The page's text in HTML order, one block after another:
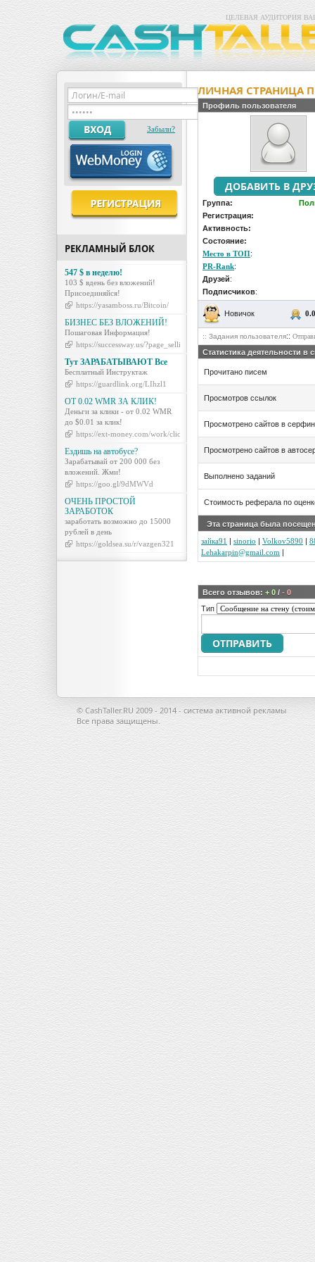
ЦЕЛЕВАЯ АУДИТОРИЯ
Забыли?
РЕКЛАМНЫЙ БЛОК
547 $ в неделю!
103 $ вдень без вложений!
Присоединяйся!
https://yasamboss.ru/Bitcoin/
БИЗНЕС БЕЗ ВЛОЖЕНИЙ!
Пошаговая Информация!
https://successway.us/?page_selling=nmb
Тут ЗАРАБАТЫВАЮТ Все
Бесплатный Инструктаж
https://guardlink.org/LIhzl1
ОТ 0.02 WMR ЗА КЛИК!
Деньги за клики - от 0.02 WMR
до $0.01 за клик!
https://ext-money.com/work/click.php
Ездишь на автобусе?
Зарабатывай от 200 000 без
вложений. Жми!
https://goo.gl/9dMWVd
ОЧЕНЬ ПРОСТОЙ
ЗАРАБОТОК
заработать возможно до 15000
рублей в день
https://goldsea.su/r/vazgen321
ЛИЧНАЯ СТРАНИЦА
Профиль пользователя
Группа:
Регистрация:
Активность:
Состояние:
Место в ТОП:
PR-Rank:
Друзей:
Подписчиков:
Новичок
:: Задания пользователя::
Статистика деятельности в
Прочитано писем
Просмотров ссылок
Просмотрено сайтов в
Просмотрено сайтов в
Выполнено заданий
Стоимость реферала по
Эта страница была
зайка91 | sinorio | Volkov5890 |
Lehakarpin@gmail.com |
Всего отзывов: + 0 / - 0
Тип
© CashTaller.RU 2009 - 2014 - система активной рекламы
Все права защищены.